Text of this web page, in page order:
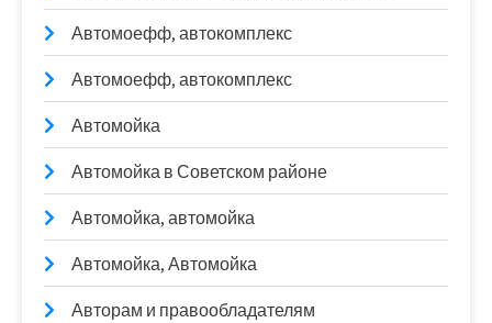
Автомоефф, автокомплекс
Автомоефф, автокомплекс
Автомойка
Автомойка в Советском районе
Автомойка, автомойка
Автомойка, Автомойка
Авторам и правообладателям